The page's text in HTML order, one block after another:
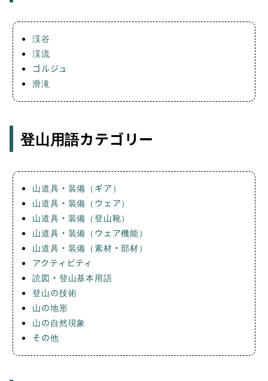
渓谷
渓流
ゴルジュ
滑滝
登山用語カテゴリー
山道具・装備（ギア）
山道具・装備（ウェア）
山道具・装備（登山靴）
山道具・装備（ウェア機能）
山道具・装備（素材・部材）
アクティビティ
読図・登山基本用語
登山の技術
山の地形
山の自然現象
その他